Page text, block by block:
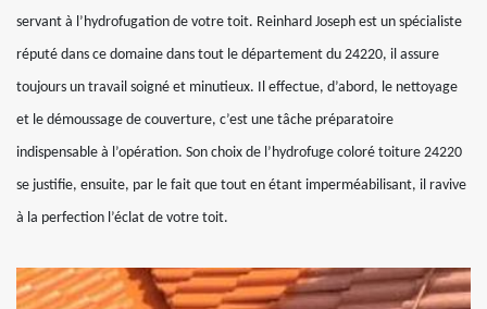
servant à l’hydrofugation de votre toit. Reinhard Joseph est un spécialiste
réputé dans ce domaine dans tout le département du 24220, il assure
toujours un travail soigné et minutieux. Il effectue, d’abord, le nettoyage
et le démoussage de couverture, c’est une tâche préparatoire
indispensable à l’opération. Son choix de l’hydrofuge coloré toiture 24220
se justifie, ensuite, par le fait que tout en étant imperméabilisant, il ravive
à la perfection l’éclat de votre toit.